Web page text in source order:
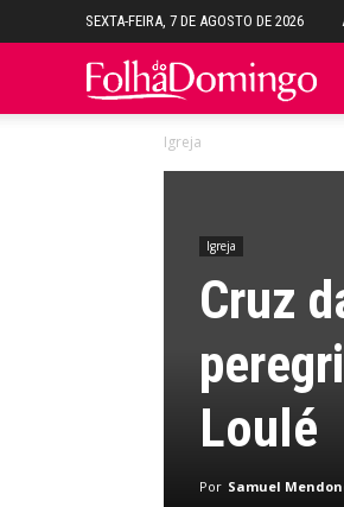
SEXTA-FEIRA, 7 DE AGOSTO DE 2026
Igreja
Igreja
Cruz
Loulé
Por Samuel